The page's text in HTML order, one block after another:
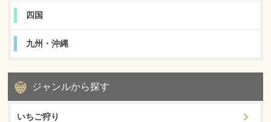
四国
九州・沖縄
ジャンルから探す
いちご狩り